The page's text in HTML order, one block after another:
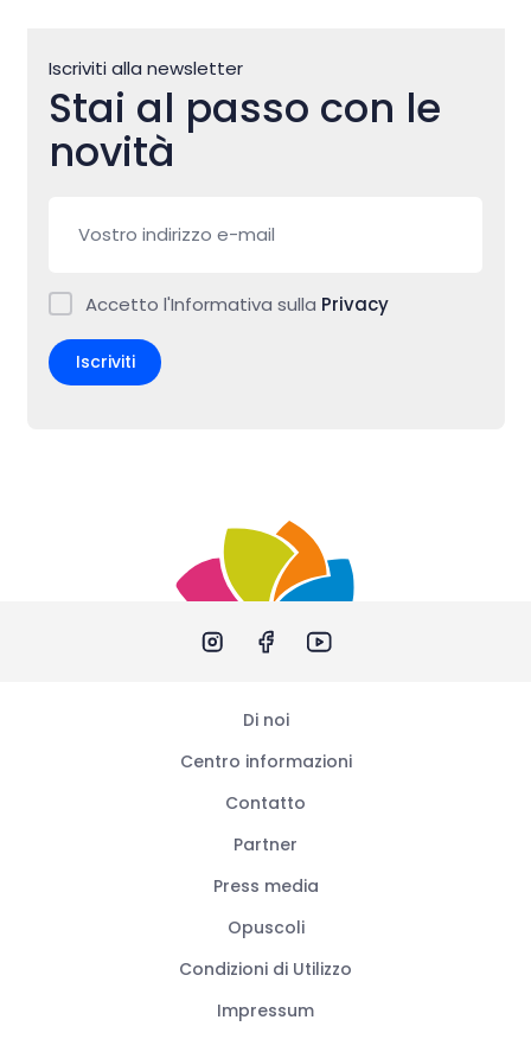
Iscriviti alla newsletter
Stai al passo con le
novità
Accetto l'Informativa sulla Privacy
Iscriviti
Di noi
Centro informazioni
Contatto
Partner
Press media
Opuscoli
Condizioni di Utilizzo
Impressum